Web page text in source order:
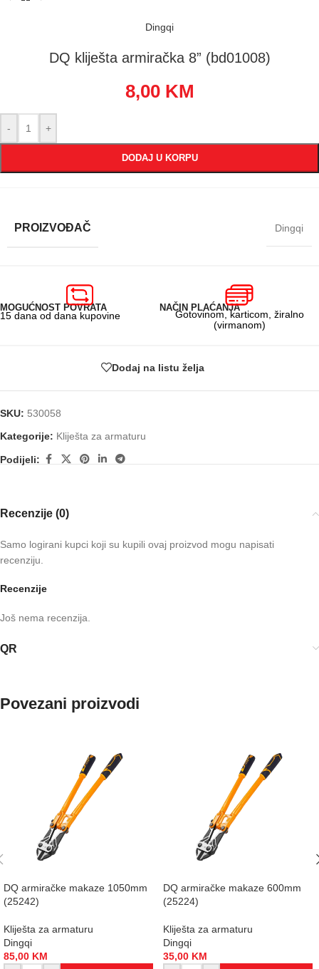
Dingqi
DQ kliješta armiračka 8” (bd01008)
8,00 KM
- +
DODAJ U KORPU
PROIZVOĐAČ Dingqi
MOGUĆNOST POVRATA
15 dana od dana kupovine
NAČIN PLAĆANJA
Gotovinom, karticom, žiralno
(virmanom)
Dodaj na listu želja
SKU: 530058
Kategorije: Kliješta za armaturu
Podijeli:
Recenzije (0)
Recenzije
Još nema recenzija.
Samo logirani kupci koji su kupili ovaj proizvod mogu napisati
recenziju.
QR
Povezani proizvodi
DQ armiračke makaze 1050mm
(25242)
Kliješta za armaturu
Dingqi
85,00 KM
DQ armiračke makaze 600mm
(25224)
Kliješta za armaturu
Dingqi
35,00 KM